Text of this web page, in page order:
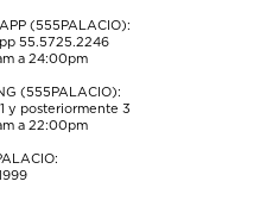
(555PALACIO):
55.5725.2246
a 24:00pm
(555PALACIO):
y posteriormente 3
a 22:00pm